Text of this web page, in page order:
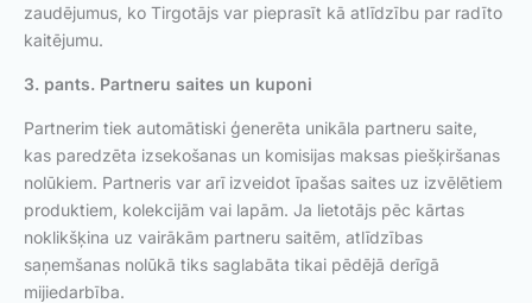
zaudējumus, ko Tirgotājs var pieprasīt kā atlīdzību par radīto
kaitējumu.
3. pants. Partneru saites un kuponi
Partnerim tiek automātiski ģenerēta unikāla partneru saite,
kas paredzēta izsekošanas un komisijas maksas piešķiršanas
nolūkiem. Partneris var arī izveidot īpašas saites uz izvēlētiem
produktiem, kolekcijām vai lapām. Ja lietotājs pēc kārtas
noklikšķina uz vairākām partneru saitēm, atlīdzības
saņemšanas nolūkā tiks saglabāta tikai pēdējā derīgā
mijiedarbība.